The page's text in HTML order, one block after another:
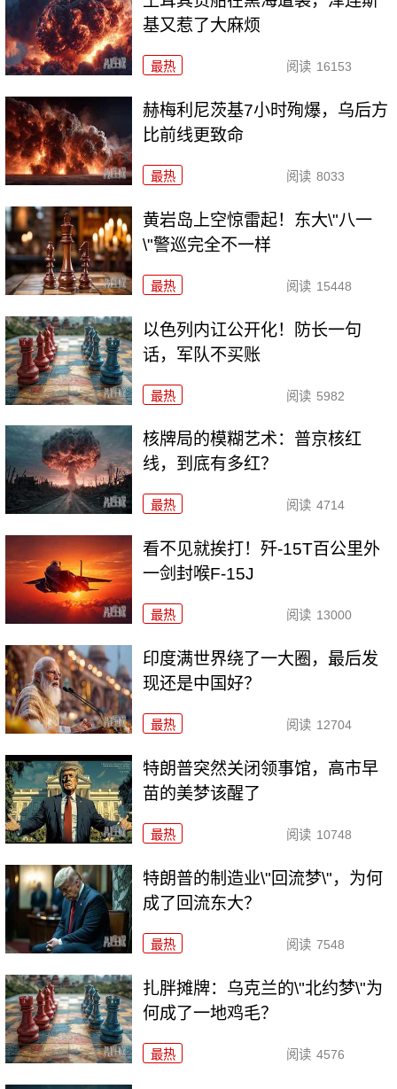
基又惹了大麻烦
最热 阅读 16153
赫梅利尼茨基7小时殉爆，乌后方
比前线更致命
最热 阅读 8033
黄岩岛上空惊雷起！东大\"八一
\"警巡完全不一样
最热 阅读 15448
以色列内讧公开化！防长一句
话，军队不买账
最热 阅读 5982
核牌局的模糊艺术：普京核红
线，到底有多红？
最热 阅读 4714
看不见就挨打！歼-15T百公里外
一剑封喉F-15J
最热 阅读 13000
印度满世界绕了一大圈，最后发
现还是中国好？
最热 阅读 12704
特朗普突然关闭领事馆，高市早
苗的美梦该醒了
最热 阅读 10748
特朗普的制造业\"回流梦\"，为何
成了回流东大？
最热 阅读 7548
扎胖摊牌：乌克兰的\"北约梦\"为
何成了一地鸡毛？
最热 阅读 4576